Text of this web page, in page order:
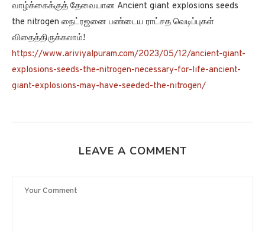
வாழ்க்கைக்குத் தேவையான Ancient giant explosions seeds
the nitrogen நைட்ரஜனை பண்டைய ராட்சத வெடிப்புகள்
விதைத்திருக்கலாம்!
https://www.ariviyalpuram.com/2023/05/12/ancient-giant-
explosions-seeds-the-nitrogen-necessary-for-life-ancient-
giant-explosions-may-have-seeded-the-nitrogen/
LEAVE A COMMENT